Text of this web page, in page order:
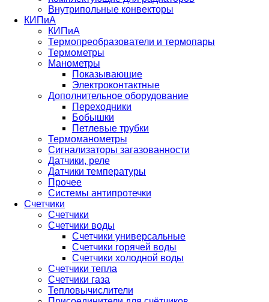
Внутрипольные конвекторы
КИПиА
КИПиА
Термопреобразователи и термопары
Термометры
Манометры
Показывающие
Электроконтактные
Дополнительное оборудование
Переходники
Бобышки
Петлевые трубки
Термоманометры
Сигнализаторы загазованности
Датчики, реле
Датчики температуры
Прочее
Системы антипротечки
Счетчики
Счетчики
Счетчики воды
Счетчики универсальные
Счетчики горячей воды
Счетчики холодной воды
Счетчики тепла
Счетчики газа
Тепловычислители